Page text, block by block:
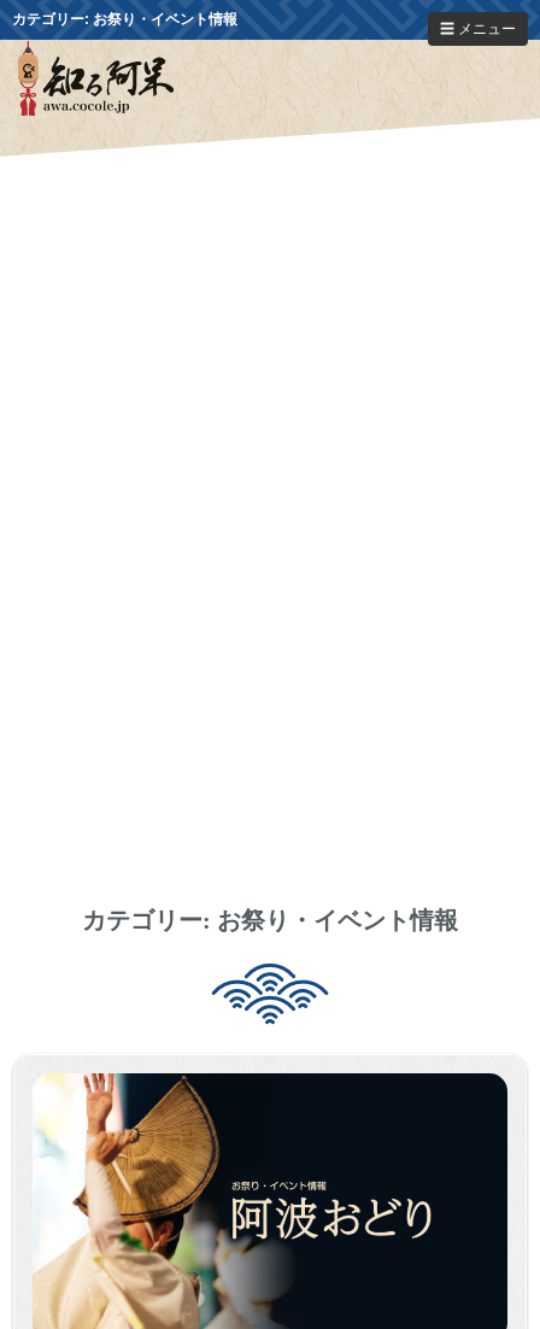
カテゴリー:お祭り・イベント情報
☰ メニュー
カテゴリー: お祭り・イベント情報